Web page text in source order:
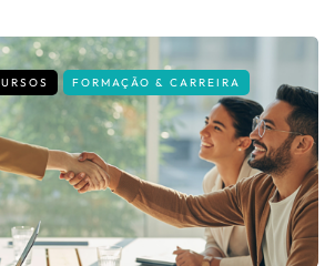
FORMAÇÃO & CARREIRA